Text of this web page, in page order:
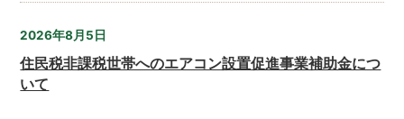
2026年8月5日
住民税非課税世帯へのエアコン設置促進事業補助金につ
いて